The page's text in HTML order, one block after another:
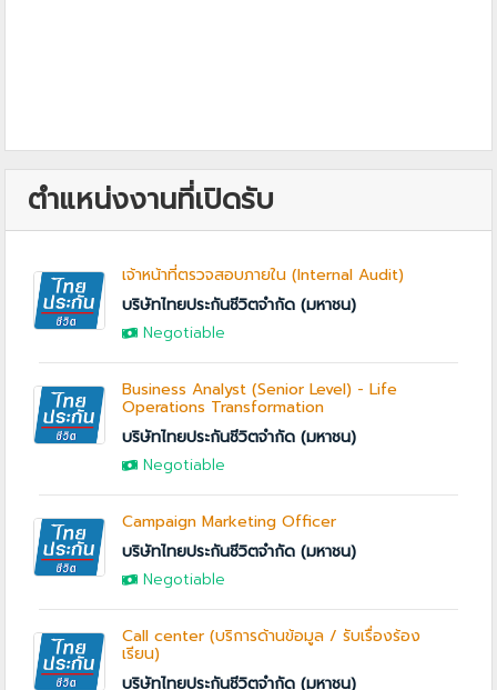
ตำแหน่งงานที่เปิดรับ
เจ้าหน้าที่ตรวจสอบภายใน (Internal Audit)
บริษัทไทยประกันชีวิตจำกัด (มหาชน)
Negotiable
Business Analyst (Senior Level) - Life
Operations Transformation
บริษัทไทยประกันชีวิตจำกัด (มหาชน)
Negotiable
Campaign Marketing Officer
บริษัทไทยประกันชีวิตจำกัด (มหาชน)
Negotiable
Call center (บริการด้านข้อมูล / รับเรื่องร้อง
เรียน)
บริษัทไทยประกันชีวิตจำกัด (มหาชน)